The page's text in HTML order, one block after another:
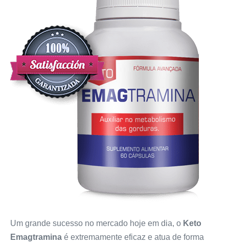
Um grande sucesso no mercado hoje em dia, o Keto
Emagtramina é extremamente eficaz e atua de forma